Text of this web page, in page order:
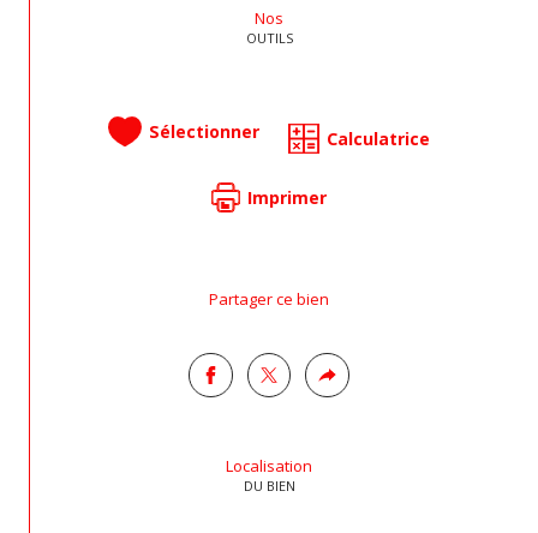
Nos
OUTILS
Sélectionner Calculatrice
Imprimer
Partager ce bien
Localisation
DU BIEN